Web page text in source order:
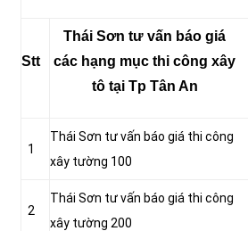
Stt
Thái Sơn tư vấn báo giá
các hạng mục thi công xây
tô tại Tp Tân An
1
Thái Sơn tư vấn báo giá thi công
xây tường 100
2
Thái Sơn tư vấn báo giá thi công
xây tường 200